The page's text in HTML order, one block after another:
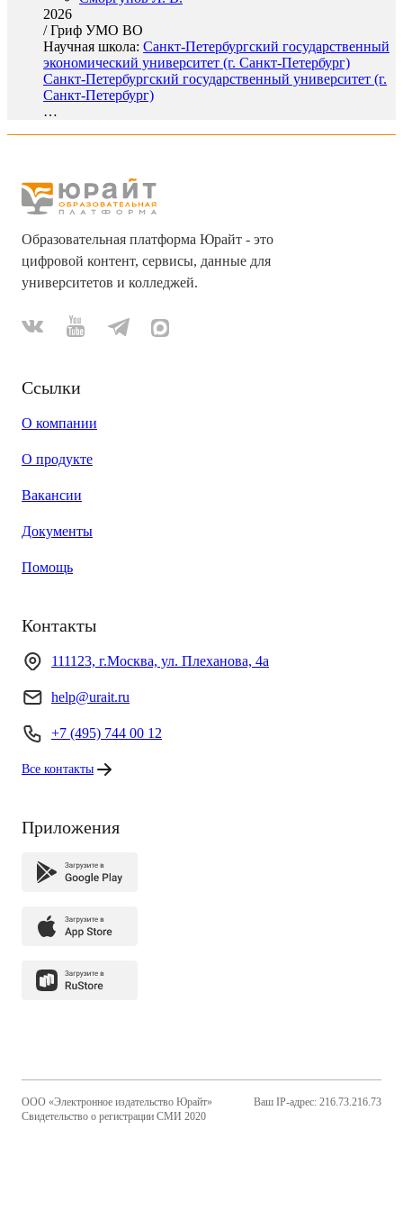
2026
/Гриф УМО ВО
Научная школа: Санкт-Петербургский государственный
экономический университет (г. Санкт-Петербург)
Санкт-Петербургский государственный университет (г.
Санкт-Петербург)
…
Образовательная платформа Юрайт - это
цифровой контент, сервисы, данные для
университетов и колледжей.
Ссылки
О компании
О продукте
Вакансии
Документы
Помощь
Контакты
111123, г.Москва, ул. Плеханова, 4а
help@urait.ru
+7 (495) 744 00 12
Все контакты
Приложения
ООО «Электронное издательство Юрайт»
Свидетельство о регистрации СМИ 2020
Ваш IP-адрес: 216.73.216.73